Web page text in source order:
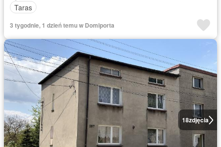
Taras
3 tygodnie, 1 dzień temu w Domiporta
18zdjęcia